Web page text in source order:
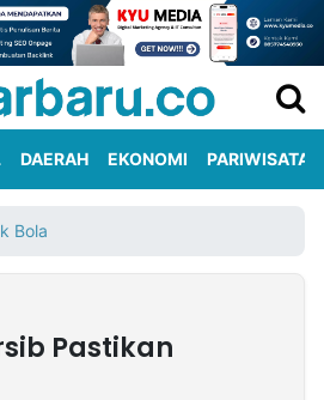
DAERAH EKONOMI PARIWISATA
Bola
Pastikan